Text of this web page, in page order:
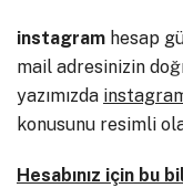
instagram hesap
mail adresinizin
yazımızda
konusunu resimli
Hesabınız için bu